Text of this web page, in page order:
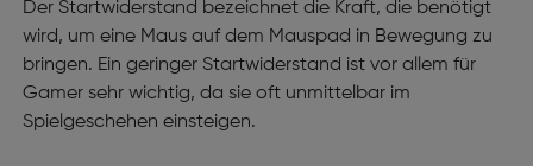
Der Startwiderstand bezeichnet die Kraft, die benötigt
wird, um eine Maus auf dem Mauspad in Bewegung zu
bringen. Ein geringer Startwiderstand ist vor allem für
Gamer sehr wichtig, da sie oft unmittelbar im
Spielgeschehen einsteigen.